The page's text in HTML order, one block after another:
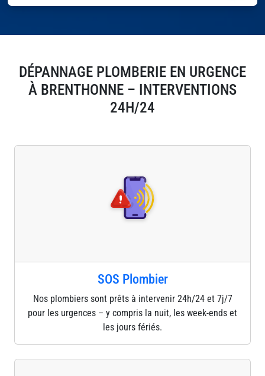
DÉPANNAGE PLOMBERIE EN URGENCE
À BRENTHONNE – INTERVENTIONS
24H/24
SOS Plombier
Nos plombiers sont prêts à intervenir 24h/24 et 7j/7
pour les urgences – y compris la nuit, les week-ends et
les jours fériés.